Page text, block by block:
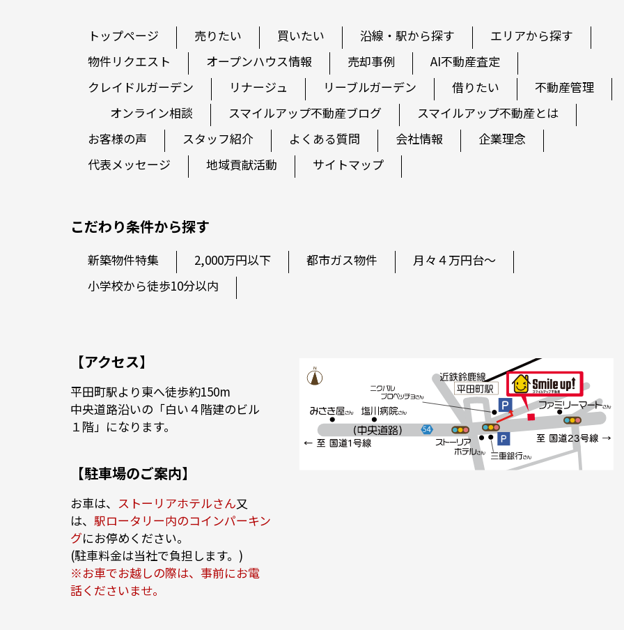
トップページ 売りたい 買いたい 沿線・駅から探す
エリアから探す
物件リクエスト
オープンハウス情報 売却事例
AI不動産査定
クレイドルガーデン
リナージュ リーブルガーデン 借りたい
不動産管理
オンライン相談
スマイルアップ不動産ブログ
スマイルアップ不動産とは
お客様の声
スタッフ紹介 よくある質問 会社情報
企業理念
代表メッセージ
地域貢献活動 サイトマップ
こだわり条件から探す
新築物件特集 2,000万円以下 都市ガス物件
月々４万円台～
小学校から徒歩10分以内
【アクセス】
平田町駅より東へ徒歩約150m
中央道路沿いの「白い４階建のビル
１階」になります。
【駐車場のご案内】
お車は、 ストーリアホテルさん又
は、 駅ロータリー内のコインパーキン
グにお停めください。
(駐車料金は当社で負担します。)
※お車でお越しの際は、事前にお電
話くださいませ。